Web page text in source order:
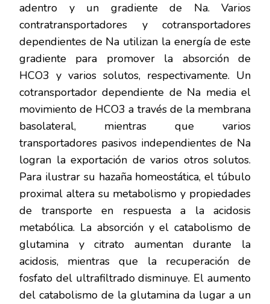
adentro y un gradiente de Na. Varios
contratransportadores y cotransportadores
dependientes de Na utilizan la energía de este
gradiente para promover la absorción de
HCO3 y varios solutos, respectivamente. Un
cotransportador dependiente de Na media el
movimiento de HCO3 a través de la membrana
basolateral, mientras que varios
transportadores pasivos independientes de Na
logran la exportación de varios otros solutos.
Para ilustrar su hazaña homeostática, el túbulo
proximal altera su metabolismo y propiedades
de transporte en respuesta a la acidosis
metabólica. La absorción y el catabolismo de
glutamina y citrato aumentan durante la
acidosis, mientras que la recuperación de
fosfato del ultrafiltrado disminuye. El aumento
del catabolismo de la glutamina da lugar a un